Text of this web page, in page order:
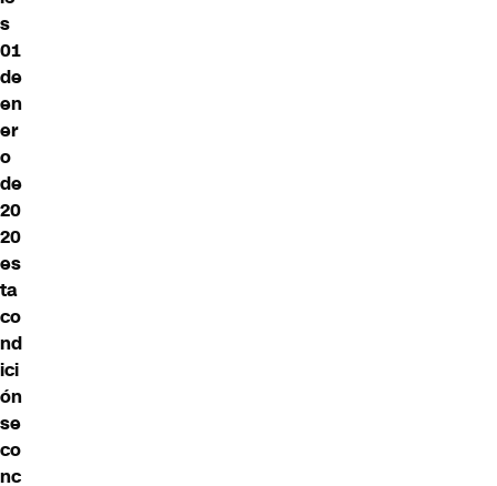
s
01
de
en
er
o
de
20
20
es
ta
co
nd
ici
ón
se
co
nc